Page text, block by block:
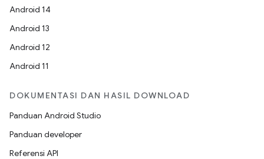
Android 14
Android 13
Android 12
Android 11
DOKUMENTASI DAN HASIL DOWNLOAD
Panduan Android Studio
Panduan developer
Referensi API